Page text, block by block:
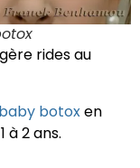
rides au
baby botoxen
à 2 ans.